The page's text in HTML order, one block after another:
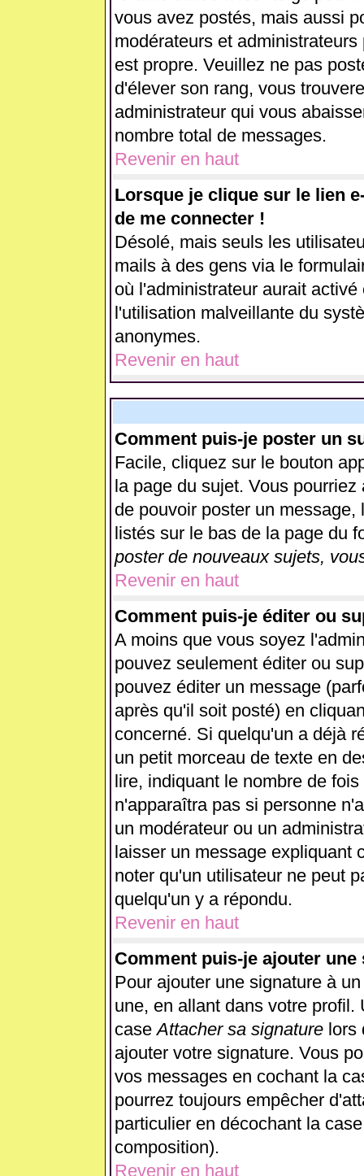
vous avez postés, mais aussi
modérateurs et
est propre. Veuillez ne pas
d'élever son rang, vous
administrateur qui vous
nombre total de messages.
Revenir en haut
Lorsque je clique sur le lien
de me connecter !
Désolé, mais seuls les
mails à des gens via le
où l'administrateur aurait
l'utilisation malveillante du
anonymes.
Revenir en haut
Comment puis-je poster un
Facile, cliquez sur le bouton
la page du sujet. Vous
de pouvoir poster un
listés sur le bas de la page du
poster de nouveaux sujets,
Revenir en haut
Comment puis-je éditer ou
A moins que vous soyez
pouvez seulement éditer ou
pouvez éditer un message
après qu'il soit posté) en
concerné. Si quelqu'un a déjà
un petit morceau de texte en
lire, indiquant le nombre de
n'apparaîtra pas si personne
un modérateur ou un
laisser un message expliquant
noter qu'un utilisateur ne peut
quelqu'un y a répondu.
Revenir en haut
Comment puis-je ajouter
Pour ajouter une signature à
une, en allant dans votre
caseAttacher sa signaturelors
ajouter votre signature. Vous
vos messages en cochant la
pourrez toujours empêcher
particulier en décochant la
composition).
Revenir en haut